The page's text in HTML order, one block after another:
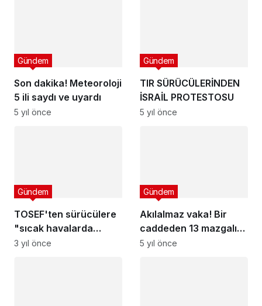
Son dakika! Meteoroloji
5 ili saydı ve uyardı
Gündem
5 yıl önce
TIR SÜRÜCÜLERİNDEN
İSRAİL PROTESTOSU
Gündem
5 yıl önce
TOSEF'ten sürücülere
"sıcak havalarda
araçta yangın
Gündem
3 yıl önce
Akılalmaz vaka! Bir
caddeden 13 mazgalı
bu şekilde çaldılar
Gündem
5 yıl önce